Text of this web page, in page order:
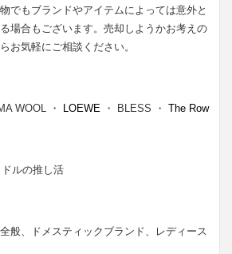
でもブランドやアイテムによっては意外と
場合もございます。売却しようかお考えの
お気軽にご相談ください。
WOOL ・ LOEWE ・ BLESS ・The Row
ルの推し活
般、ドメスティックブランド、レディース